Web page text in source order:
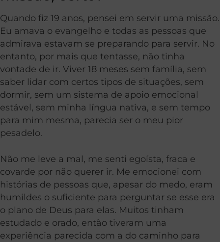
Quando fiz 19 anos, pensei em servir uma missão.
Eu amava o evangelho e todas as pessoas que
admirava estavam se preparando para servir. No
entanto, por mais que tentasse, não tinha
vontade de ir. Viver 18 meses sem família, sem
saber lidar com certos tipos de situações, sem
dormir, sem um sistema de apoio emocional
estável, sem minha língua nativa, e sem tempo
para mim mesma, parecia ser o meu pior
pesadelo.
Não me leve a mal, me senti egoísta, fraca e
covarde por não querer ir. Me emocionei com
histórias de pessoas que, apesar do medo, eram
humildes o suficiente para perguntar se esse era
o plano de Deus para elas. Muitos tinham
estudado e orado, então tiveram uma
experiência parecida com a do caminho para